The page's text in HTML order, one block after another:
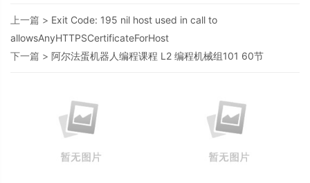
上一篇 > Exit Code: 195 nil host used in call to
allowsAnyHTTPSCertificateForHost
下一篇 > 阿尔法蛋机器人编程课程 L2 编程机械组101 60节